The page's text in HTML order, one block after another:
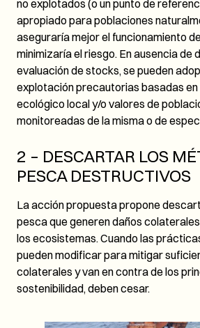
no explotados (o un punto de
apropiado para poblaciones
aseguraría mejor el funcionamiento
minimizaría el riesgo. En ausencia de
evaluación de stocks, se pueden
explotación precautorias basadas
ecológico local y/o valores de
monitoreadas de la misma o de
2 – DESCARTAR LOS
PESCA DESTRUCTIVOS
La acción propuesta propone
pesca que generen daños
los ecosistemas. Cuando las
pueden modificar para mitigar
colaterales y van en contra de los
sostenibilidad, deben cesar.